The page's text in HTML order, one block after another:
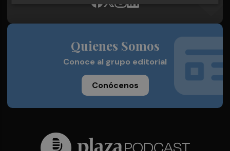
Quienes Somos
Conoce al grupo editorial
Conócenos